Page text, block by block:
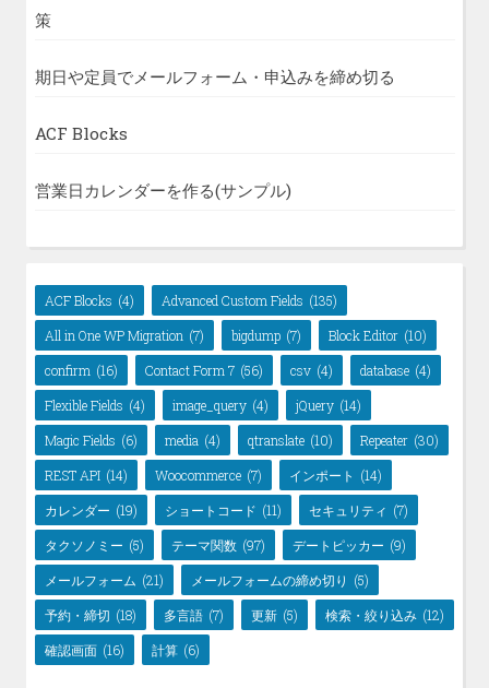
策
期日や定員でメールフォーム・申込みを締め切る
ACF Blocks
営業日カレンダーを作る(サンプル)
ACF Blocks (4) Advanced Custom Fields (135)
All in One WP Migration (7) bigdump (7) Block Editor (10)
confirm (16) Contact Form 7 (56) csv (4) database (4)
Flexible Fields (4) image_query (4) jQuery (14)
Magic Fields (6) media (4) qtranslate (10) Repeater (30)
REST API (14) Woocommerce (7) インポート (14)
カレンダー (19) ショートコード (11) セキュリティ (7)
タクソノミー (5) テーマ関数 (97) デートピッカー (9)
メールフォーム (21) メールフォームの締め切り (5)
予約・締切 (18) 多言語 (7) 更新 (5) 検索・絞り込み (12)
確認画面 (16) 計算 (6)